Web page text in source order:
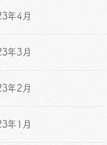
年4月
年3月
年2月
年1月